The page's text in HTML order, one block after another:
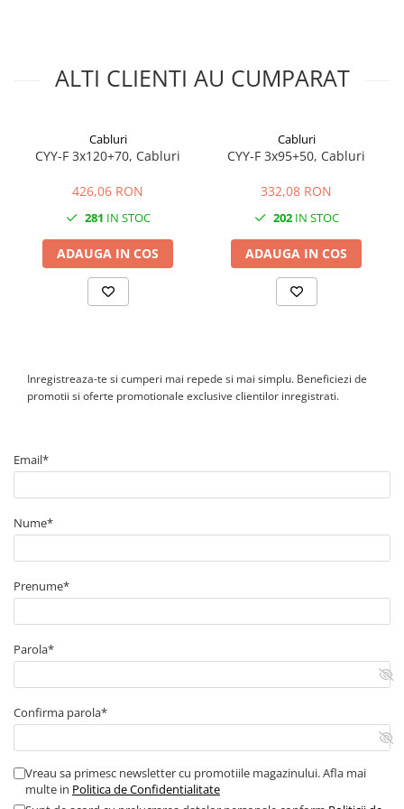
Jgheab metalic perforat
Jgheab tip sarma
Tablou metalic
Tablou organizare santier echipat
Tablou organizare santier necablat
Protectie
Aparate de masura si comanda
Butoane
Buton ciuperca
Contactoare
Contactor modular
Descarcatoare
Echipamente de impamantare
Electrozi impamantare
Platbanda
Intrerupatoare automate
AFDD
Intrerupatoare automate de putere
Intrerupatoare automate
ALTI CLIENTI AU CUMPARAT
Cabluri
CYY-F 3x120+70, Cabluri
426,06 RON
281 IN STOC
ADAUGA IN COS
Cabluri
CYY-F 3x95+50, Cabluri
332,08 RON
202IN STOC
ADAUGA IN COS
Inregistreaza-te si cumperi mai repede si mai simplu. Beneficiezi de
promotii si oferte promotionale exclusive clientilor inregistrati.
Email*
Nume*
Prenume*
Parola*
Confirma parola*
Vreau sa primesc newsletter cu promotiile magazinului. Afla mai
multe in Politica de Confidentialitate